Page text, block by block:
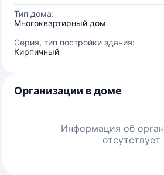
Тип дома:
Многоквартирный дом
Серия, тип постройки здания:
Кирпичный
Организации в доме
Информация об
отсутствует